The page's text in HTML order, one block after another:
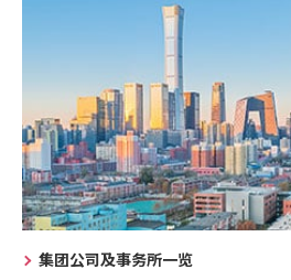
集团公司及事务所一览